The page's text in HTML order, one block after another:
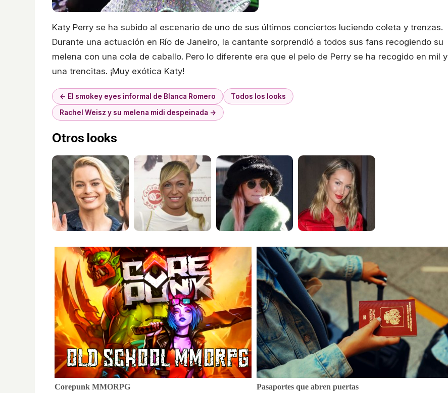
Katy Perry se ha subido al escenario de uno de sus últimos conciertos luciendo coleta y trenzas.
Durante una actuación en Río de Janeiro, la cantante sorprendió a todos sus fans recogiendo su
melena con una cola de caballo. Pero lo diferente era que el pelo de Perry se ha recogido en mil y
una trencitas. ¡Muy exótica Katy!
← El smokey eyes informal de Blanca Romero
Todos los looks
Rachel Weisz y su melena midi despeinada →
Otros looks
Corepunk MMORPG Pasaportes que abren puertas